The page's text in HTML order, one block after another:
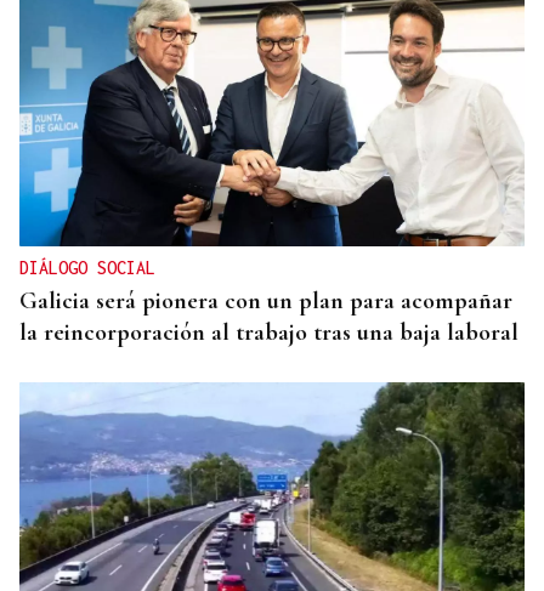
DIÁLOGO SOCIAL
Galicia será pionera con un plan para acompañar
la reincorporación al trabajo tras una baja laboral